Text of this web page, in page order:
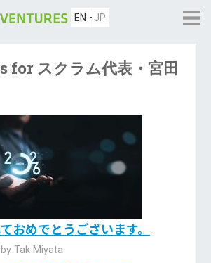
EN JP
for スクラム代表・宮田
おめでとうございます。
by Tak Miyata